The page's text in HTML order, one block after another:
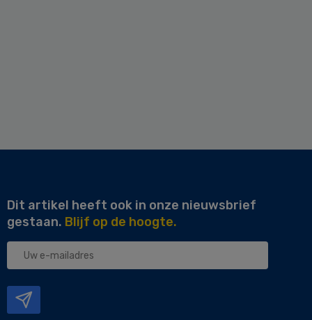
Dit artikel heeft ook in onze nieuwsbrief
gestaan. Blijf op de hoogte.
Uw